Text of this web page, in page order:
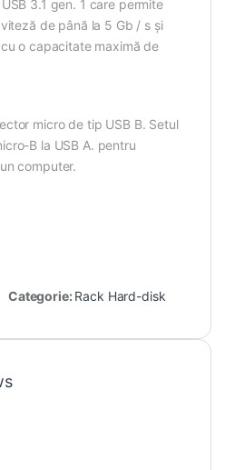
3.1 gen. 1 care permite
de până la 5 Gb / s și
o capacitate maximă de
micro de tip USB B. Setul
B la USB A. pentru
computer.
Categorie: Rack Hard-disk